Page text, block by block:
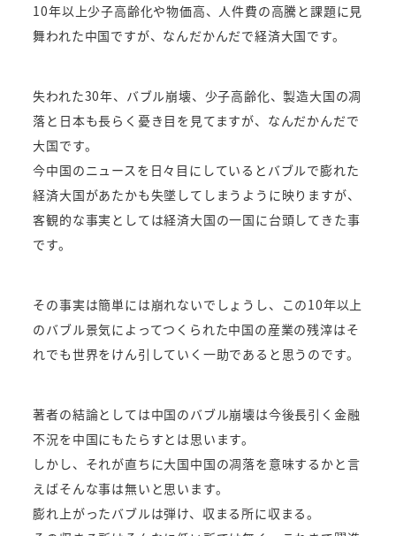
10年以上少子高齢化や物価高、人件費の高騰と課題に見
舞われた中国ですが、なんだかんだで経済大国です。
失われた30年、バブル崩壊、少子高齢化、製造大国の凋
落と日本も長らく憂き目を見てますが、なんだかんだで
大国です。
今中国のニュースを日々目にしているとバブルで膨れた
経済大国があたかも失墜してしまうように映りますが、
客観的な事実としては経済大国の一国に台頭してきた事
です。
その事実は簡単には崩れないでしょうし、この10年以上
のバブル景気によってつくられた中国の産業の残滓はそ
れでも世界をけん引していく一助であると思うのです。
著者の結論としては中国のバブル崩壊は今後長引く金融
不況を中国にもたらすとは思います。
しかし、それが直ちに大国中国の凋落を意味するかと言
えばそんな事は無いと思います。
膨れ上がったバブルは弾け、収まる所に収まる。